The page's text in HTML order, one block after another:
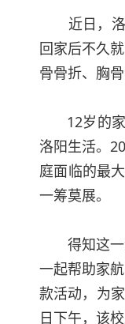
近日，洛
回家后不久
骨骨折、胸
12岁的
洛阳生活。
庭面临的最
一筹莫展。
得知这
一起帮助家
款活动，为
日下午，该